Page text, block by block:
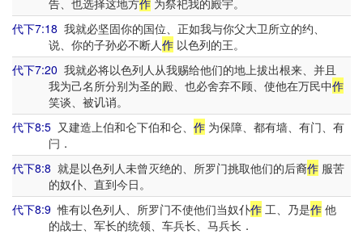
告、也选择这地方作为祭祀我的殿宇。
代下7:18 我就必坚固你的国位、正如我与你父大卫所立的约、
说、你的子孙必不断人作以色列的王。
代下7:20 我就必将以色列人从我赐给他们的地上拔出根来、并且
我为己名所分别为圣的殿、也必舍弃不顾、使他在万民中作
笑谈、被讥诮。
代下8:5 又建造上伯和仑下伯和仑、 作 为保障、都有墙、有门、有
闩．
代下8:8 就是以色列人未曾灭绝的、所罗门挑取他们的后裔作 服苦
的奴仆、直到今日。
代下8:9 惟有以色列人、所罗门不使他们当奴仆作 工、乃是作 他
的战士、军长的统领、车兵长、马兵长．